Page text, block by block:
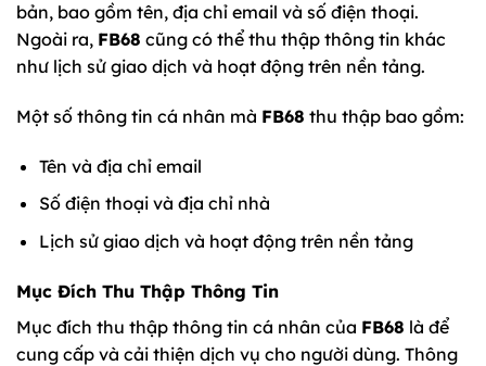
bản, bao gồm tên, địa chỉ email và số điện thoại.
Ngoài ra, FB68 cũng có thể thu thập thông tin khác
như lịch sử giao dịch và hoạt động trên nền tảng.
Một số thông tin cá nhân mà FB68 thu thập bao gồm:
Tên và địa chỉ email
Số điện thoại và địa chỉ nhà
Lịch sử giao dịch và hoạt động trên nền tảng
Mục Đích Thu Thập Thông Tin
Mục đích thu thập thông tin cá nhân của FB68 là để
cung cấp và cải thiện dịch vụ cho người dùng. Thông